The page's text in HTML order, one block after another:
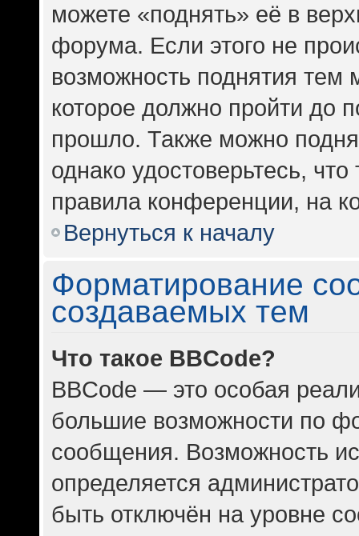
можете «поднять» её в
форума. Если этого не
возможность поднятия тем
которое должно пройти до
прошло. Также можно
однако удостоверьтесь,
правила конференции, на
Вернуться к началу
Форматирование
создаваемых тем
Что такое BBCode?
BBCode — это особая
большие возможности по
сообщения. Возможность
определяется
быть отключён на уровне